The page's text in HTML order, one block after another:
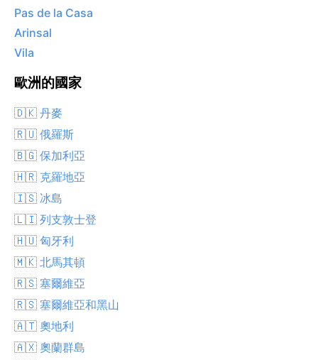
Pas de la Casa
Arinsal
Vila
歐洲的國家
🇩🇰 丹麥
🇷🇺 俄羅斯
🇧🇬 保加利亞
🇭🇷 克羅地亞
🇮🇸 冰島
🇱🇮 列支敦士登
🇭🇺 匈牙利
🇲🇰 北馬其頓
🇷🇸 塞爾維亞
🇷🇸 塞爾維亞和黑山
🇦🇹 奧地利
🇦🇽 奧蘭群島